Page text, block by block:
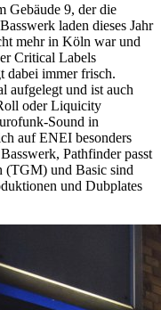
Gebäude 9, der die
laden dieses Jahr
mehr in Köln war und
Critical Labels
immer frisch.
aufgelegt und ist auch
oder Liquicity
Sound in
auf ENEI besonders
Pathfinder passt
(TGM) und Basic sind
und Dubplates